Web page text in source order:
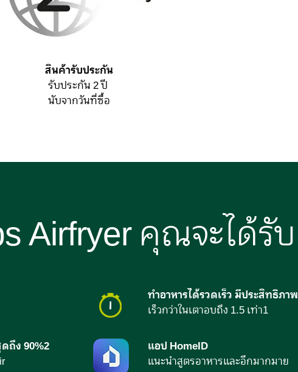
สินค้ารับประกัน
รับประกัน 2 ปี
นับจากวันที่ซื้อ
Airfryer คุณจะได้รับ
ทำอาหารได้รวดเร็ว มีประสิทธิภาพ
เร็วกว่าในเตาอบถึง 1.5 เท่า1
ถึง 90%2 แอป HomeID
แนะนำสูตรอาหารและอีกมากมาย